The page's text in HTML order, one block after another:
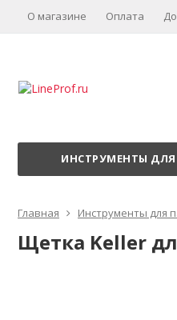
О магазине Оплата
ИНСТРУМЕНТЫ
Главная Инструменты для
Щетка Keller